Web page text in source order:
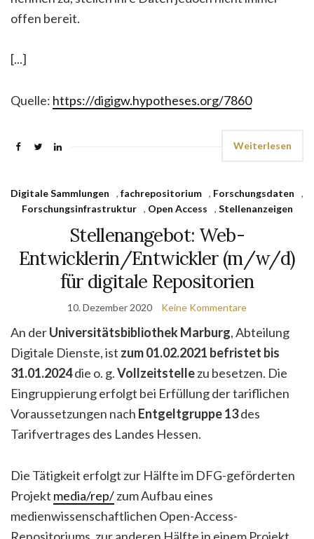
offen bereit.
[...]
Quelle: https://digigw.hypotheses.org/7860
Weiterlesen
Digitale Sammlungen , fachrepositorium , Forschungsdaten
,
Forschungsinfrastruktur
, Open Access , Stellenanzeigen
Stellenangebot: Web-
Entwicklerin/Entwickler (m/w/d)
für digitale Repositorien
10. Dezember 2020 Keine Kommentare
An derUniversitätsbibliothek Marburg, Abteilung
Digitale Dienste, ist zum 01.02.2021 befristet bis
31.01.2024die o. g.Vollzeitstellezu besetzen. Die
Eingruppierung erfolgt bei Erfüllung der tariflichen
Voraussetzungen nach Entgeltgruppe 13des
Tarifvertrages des Landes Hessen.
Die Tätigkeit erfolgt zur Hälfte im DFG-geförderten
Projekt media/rep/zum Aufbau eines
medienwissenschaftlichen Open-Access-